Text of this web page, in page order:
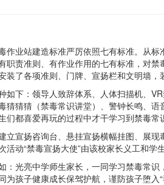
业站建造标准严厉依照七有标准。从标
职责准则、有作业作用的七有标准，对
装了各项准则、门牌、宣扬栏和文明墙，
下：领导人致辞体系、人体扫描机、VR
猜猜猜（禁毒常识讲堂）、警钟长鸣、
们都喜爱再玩的过程中才干学习到禁毒常
宣扬咨询台、悬挂宣扬横幅挂图、展现
活动“禁毒宣扬大使”由该校家长义工和学
光亮中学师生家长，一同学习禁毒常识
为孩子健康成长保驾护航，谨防孩子堕入“